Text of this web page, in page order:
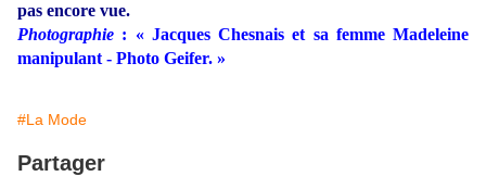
pas encore vue.
Photographie : « Jacques Chesnais et sa femme Madeleine
manipulant - Photo Geifer. »
#La Mode
Partager